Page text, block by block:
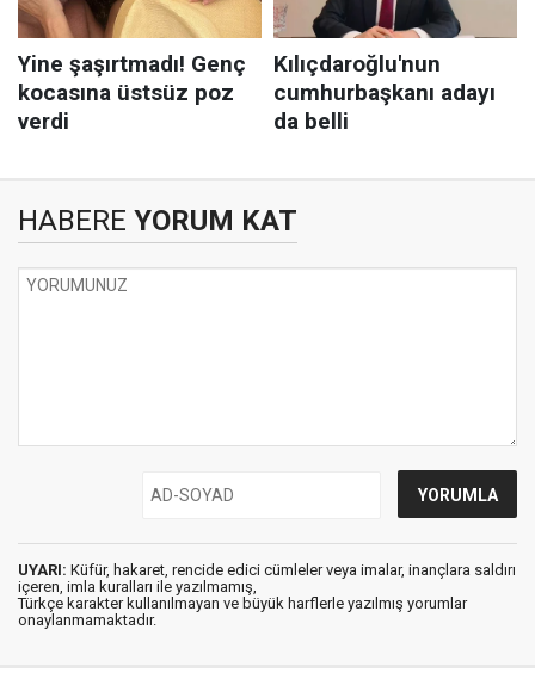
HABERE YORUM KAT
UYARI: Küfür, hakaret, rencide edici cümleler veya imalar, inançlara saldırı
içeren, imla kuralları ile yazılmamış,
Türkçe karakter kullanılmayan ve büyük harflerle yazılmış yorumlar
onaylanmamaktadır.